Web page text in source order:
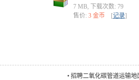
7 MB, 下载次数: 79
售价: 3 金币 [记录]
• 招聘二氧化碳管道运输地